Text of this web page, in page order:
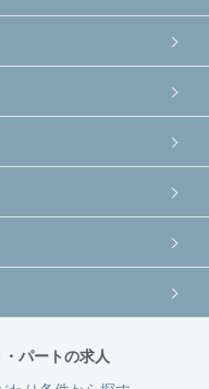
パートの求人